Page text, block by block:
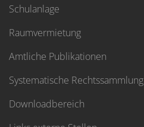
Schulanlage
Raumvermietung
Amtliche Publikationen
Systematische Rechtssammlung
Downloadbereich